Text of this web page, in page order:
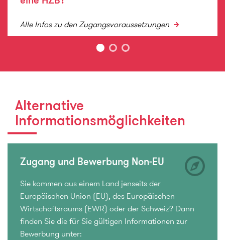
Alle Infos zu den Zugangsvoraussetzungen
Alternative
Informationsmöglichkeiten
Zugang und Bewerbung Non-EU
Sie kommen aus einem Land jenseits der
Europäischen Union (EU), des Europäischen
Wirtschaftsraums (EWR) oder der Schweiz? Dann
finden Sie die für Sie gültigen Informationen zur
Bewerbung unter: